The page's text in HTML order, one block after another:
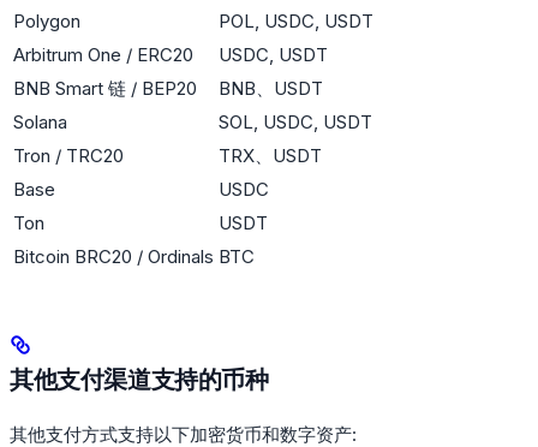
Polygon
POL, USDC, USDT
Arbitrum One / ERC20
USDC, USDT
BNB Smart 链 / BEP20
BNB、USDT
Solana
SOL, USDC, USDT
Tron / TRC20
TRX、USDT
Base
USDC
Ton
USDT
Bitcoin BRC20 / Ordinals BTC
其他支付渠道支持的币种
其他支付方式支持以下加密货币和数字资产: